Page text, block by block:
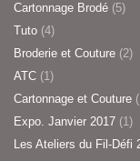
Cartonnage Brodé (5)
Tuto (4)
Broderie et Couture (2)
ATC (1)
Cartonnage et Couture
Expo. Janvier 2017 (1)
Les Ateliers du Fil-Défi